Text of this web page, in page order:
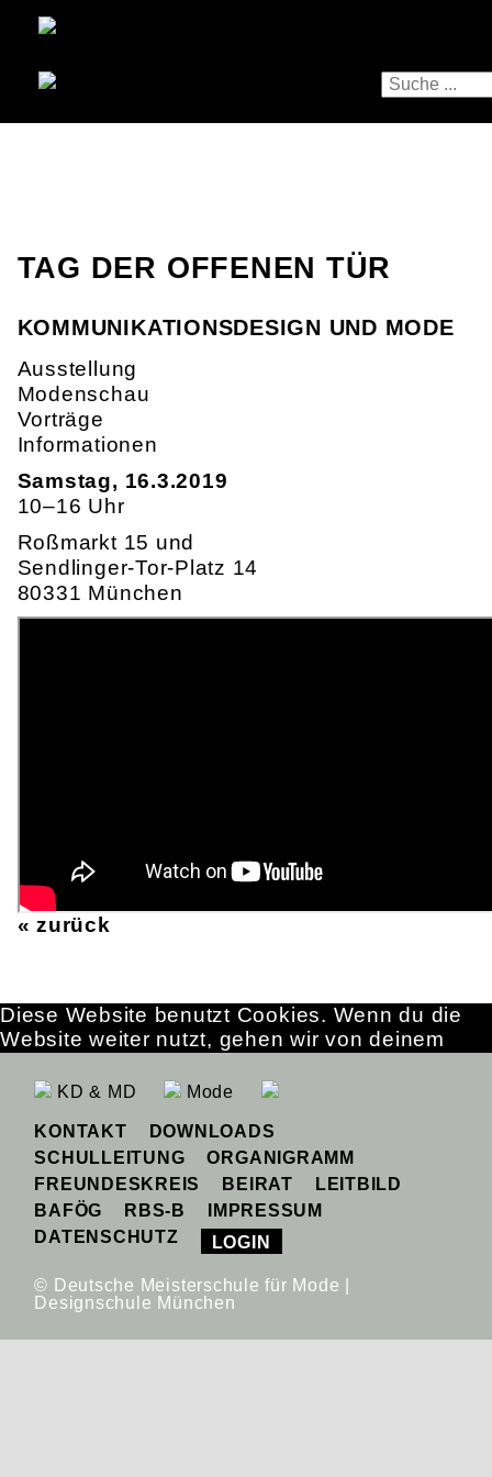
TAG DER OFFENEN TÜR
KOMMUNIKATIONSDESIGN UND MODE
Ausstellung
Modenschau
Vorträge
Informationen
Samstag, 16.3.2019
10–16 Uhr
Roßmarkt 15 und
Sendlinger-Tor-Platz 14
80331 München
« zurück
KD & MD Mode
KONTAKT
DOWNLOADS
SCHULLEITUNG
ORGANIGRAMM
FREUNDESKREIS
BEIRAT
LEITBILD
BAFÖG
RBS-B
IMPRESSUM
DATENSCHUTZ
LOGIN
© Deutsche Meisterschule für Mode |
Designschule München
Diese Website benutzt Cookies. Wenn du die
Website weiter nutzt, gehen wir von deinem